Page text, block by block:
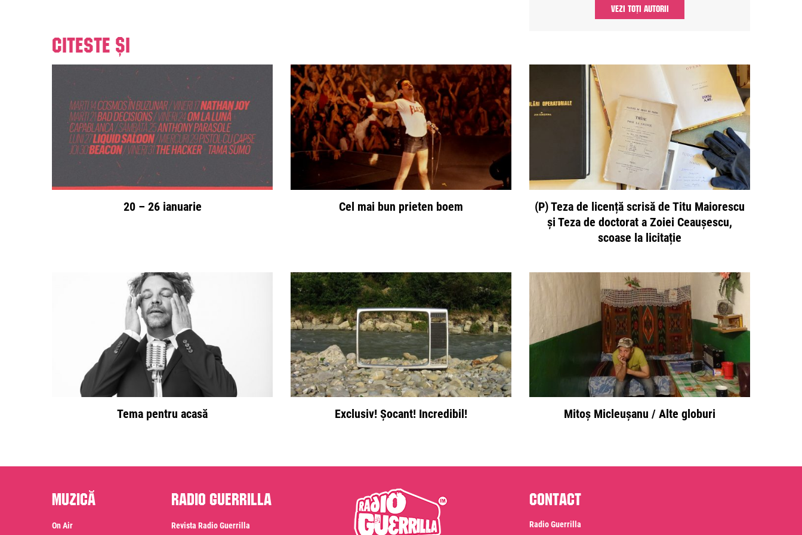
VEZI TOȚI AUTORII
Citeste și
20 – 26 ianuarie Cel mai bun prieten boem
(P) Teza de licență scrisă de Titu Maiorescu
și Teza de doctorat a Zoiei Ceaușescu,
scoase la licitație
Tema pentru acasă Exclusiv! Șocant! Incredibil! Mitoș Micleușanu / Alte globuri
Muzică
On Air
Radio Guerrilla
Revista Radio Guerrilla
Contact
Radio Guerrilla